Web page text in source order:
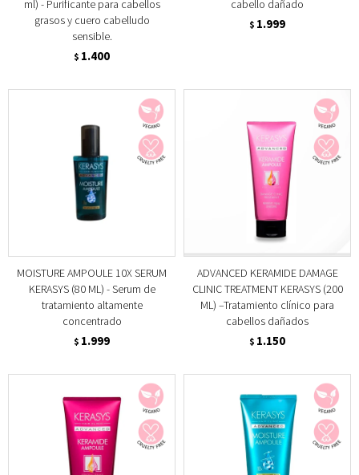
ml) - Purificante para cabellos
grasos y cuero cabelludo
sensible.
$ 1.400
cabello dañado
$ 1.999
MOISTURE AMPOULE 10X SERUM
KERASYS (80 ML) - Serum de
tratamiento altamente
concentrado
$ 1.999
ADVANCED KERAMIDE DAMAGE
CLINIC TREATMENT KERASYS (200
ML) –Tratamiento clínico para
cabellos dañados
$ 1.150